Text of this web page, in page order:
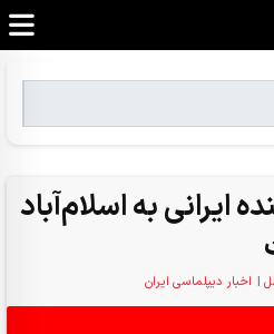
ایرانی به اسلام‌آباد
| اخبار دیپلماسی ایران